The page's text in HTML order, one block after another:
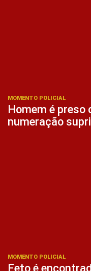
MOMENTO POLICIAL
Homem é preso
numeração
MOMENTO POLICIAL
Feto é